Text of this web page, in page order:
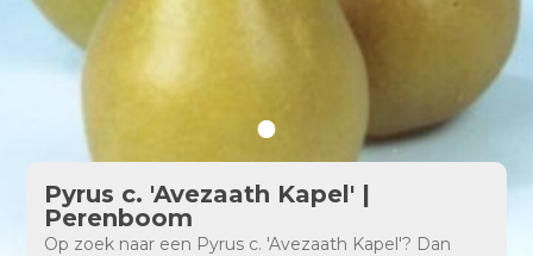
Pyrus c. 'Avezaath Kapel' |
Perenboom
Op zoek naar een Pyrus c. 'Avezaath Kapel'? Dan